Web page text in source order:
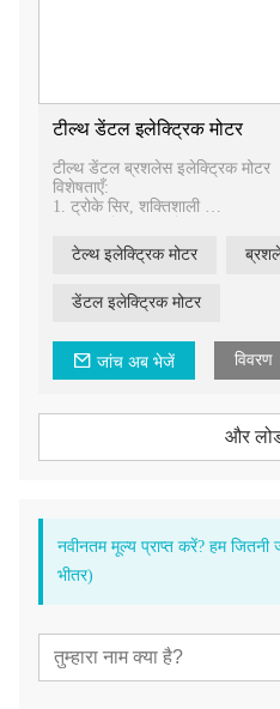
टील्थ डेंटल इलेक्ट्रिक मोटर
टील्थ डेंटल ब्रशलेस इलेक्ट्रिक मोटर
विशेषताएँ:
1. ट्रोके सिर, शक्तिशाली
3. मोटर का आकार: Φ22*L71mm
4. वोल्टेज: DC24V
पैकिंग सूची:
-कंट्रोल पीसी बोर्ड：1PCS
-पावर एडॉप्टर जैक: 1PCS
टेल्थ इलेक्ट्रिक मोटर
डेंटल इलेक्ट्रिक मोटर
जांच अब भेजें विवरण
और
नवीनतम मूल्य प्राप्त करें? हम
भीतर)